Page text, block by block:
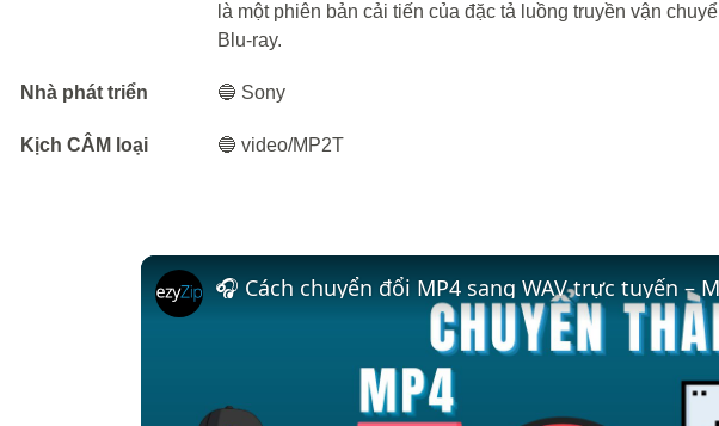
là một phiên bản cải tiến của đặc tả luồng truyền vận
Blu-ray.
Nhà phát triển 🔵 Sony
Kịch CÂM loại 🔵 video/MP2T